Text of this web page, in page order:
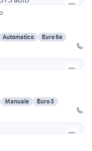
Automatico
Euro 6e
Manuale
Euro 3